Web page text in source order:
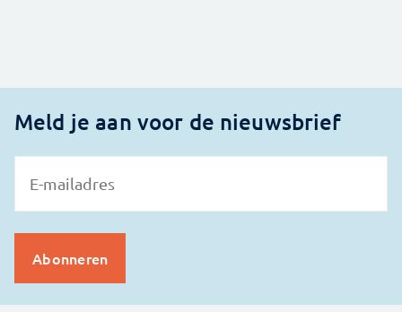
Meld je aan voor de nieuwsbrief